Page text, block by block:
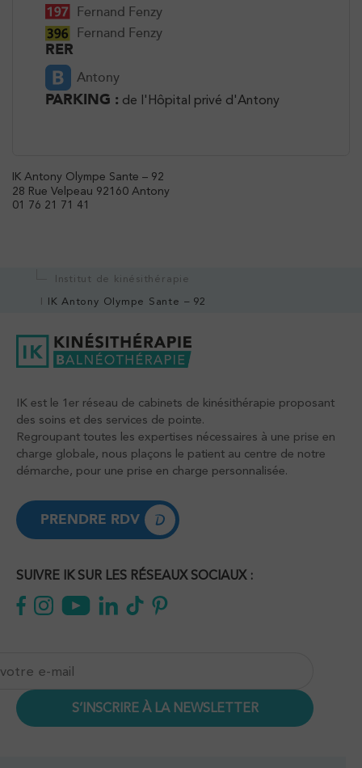
Fernand Fenzy
Fernand Fenzy
RER
Antony
PARKING : de l'Hôpital privé d'Antony
IK Antony Olympe Sante – 92
28 Rue Velpeau 92160 Antony
01 76 21 71 41
Institut de kinésithérapie
IK Antony Olympe Sante – 92
IK est le 1er réseau de cabinets de kinésithérapie proposant
des soins et des services de pointe.
Regroupant toutes les expertises nécessaires à une prise en
charge globale, nous plaçons le patient au centre de notre
démarche, pour une prise en charge personnalisée.
PRENDRE RDV
SUIVRE IK SUR LES RÉSEAUX SOCIAUX :